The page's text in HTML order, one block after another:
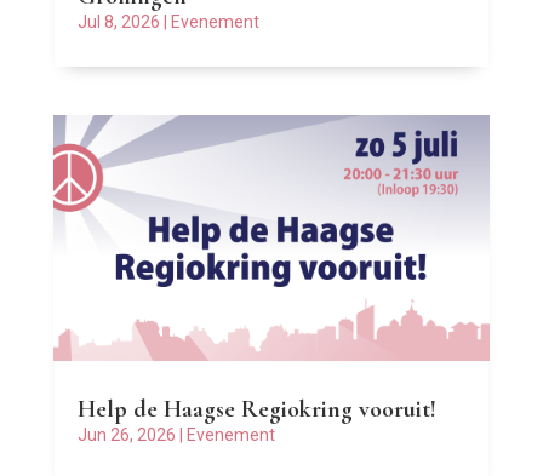
Jul 8, 2026 Evenement
Help de Haagse Regiokring vooruit!
Jun 26, 2026 Evenement